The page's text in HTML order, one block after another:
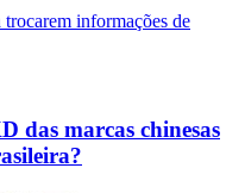
informações de
das marcas chinesas